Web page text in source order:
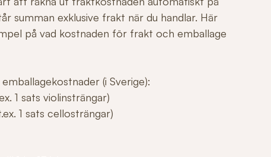
summan exklusive frakt när du handlar. Här
på vad kostnaden för frakt och emballage
(i Sverige):
1 sats violinsträngar)
1 sats cellosträngar)